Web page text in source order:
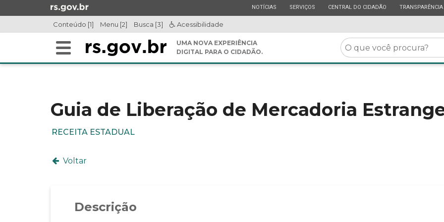
para
para
ESTADO
NOTÍCIAS ESTADO
SERVIÇOS ESTADO
CENTRAL DO CIDADÃO ESTADO
TRANSPARÊNCIA
Conteúdo [1] Menu [2] Busca [3] Acessibilidade
Alterna
UMA NOVA EXPERIÊNCIA
DIGITAL PARA O CIDADÃO.
O
que
você
Guia de Liberação de Mercadoria
RECEITA ESTADUAL
Voltar
Descrição